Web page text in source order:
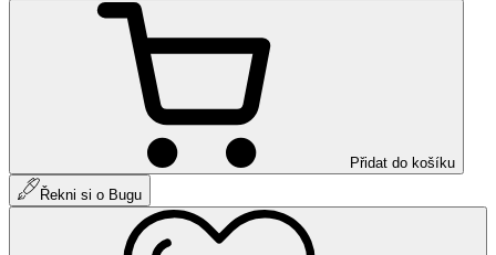
Přidat do košíku
Řekni si o Bugu